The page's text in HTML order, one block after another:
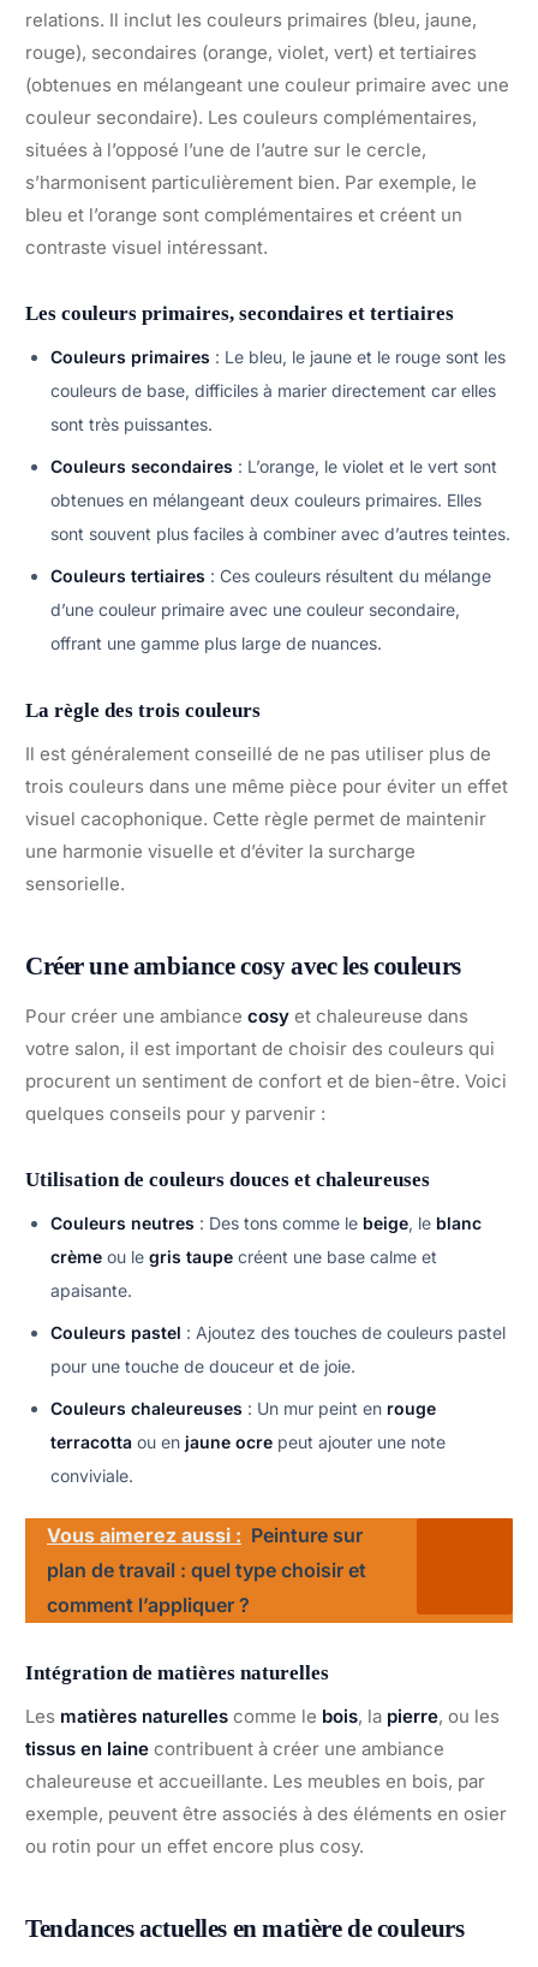
relations. Il inclut les couleurs primaires (bleu, jaune,
rouge), secondaires (orange, violet, vert) et tertiaires
(obtenues en mélangeant une couleur primaire avec une
couleur secondaire). Les couleurs complémentaires,
situées à l’opposé l’une de l’autre sur le cercle,
s’harmonisent particulièrement bien. Par exemple, le
bleu et l’orange sont complémentaires et créent un
contraste visuel intéressant.
Les couleurs primaires, secondaires et tertiaires
Couleurs primaires : Le bleu, le jaune et le rouge sont les
couleurs de base, difficiles à marier directement car elles
sont très puissantes.
Couleurs secondaires : L’orange, le violet et le vert sont
obtenues en mélangeant deux couleurs primaires. Elles
sont souvent plus faciles à combiner avec d’autres teintes.
Couleurs tertiaires : Ces couleurs résultent du mélange
d’une couleur primaire avec une couleur secondaire,
offrant une gamme plus large de nuances.
La règle des trois couleurs
Il est généralement conseillé de ne pas utiliser plus de
trois couleurs dans une même pièce pour éviter un effet
visuel cacophonique. Cette règle permet de maintenir
une harmonie visuelle et d’éviter la surcharge
sensorielle.
Créer une ambiance cosy avec les couleurs
Pour créer une ambiance cosy et chaleureuse dans
votre salon, il est important de choisir des couleurs qui
procurent un sentiment de confort et de bien-être. Voici
quelques conseils pour y parvenir :
Utilisation de couleurs douces et chaleureuses
Couleurs neutres : Des tons comme le beige, le blanc
crème ou le gris taupe créent une base calme et
apaisante.
Couleurs pastel : Ajoutez des touches de couleurs pastel
pour une touche de douceur et de joie.
Couleurs chaleureuses : Un mur peint en rouge
terracotta ou en jaune ocre peut ajouter une note
conviviale.
Vous aimerez aussi : Peinture sur
plan de travail : quel type choisir et
comment l’appliquer ?
Intégration de matières naturelles
Les matières naturelles comme le bois, la pierre, ou les
tissus en laine contribuent à créer une ambiance
chaleureuse et accueillante. Les meubles en bois, par
exemple, peuvent être associés à des éléments en osier
ou rotin pour un effet encore plus cosy.
Tendances actuelles en matière de couleurs